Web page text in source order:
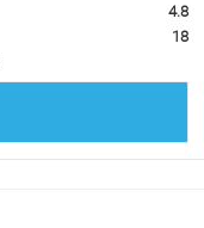
4.8
18